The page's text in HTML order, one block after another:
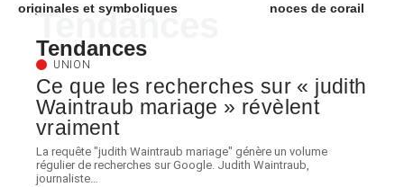
originales et symboliques
noces de corail
Tendances
Tendances
UNION
Ce que les recherches sur « judith
Waintraub mariage » révèlent
vraiment
La requête "judith Waintraub mariage" génère un volume
régulier de recherches sur Google. Judith Waintraub,
journaliste